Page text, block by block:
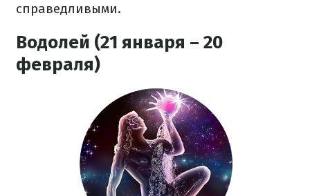
справедливыми.
Водолей (21 января – 20
февраля)